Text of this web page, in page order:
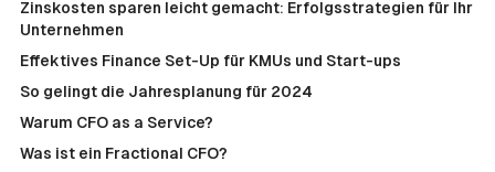
Zinskosten sparen leicht gemacht: Erfolgsstrategien für Ihr
Unternehmen
Effektives Finance Set-Up für KMUs und Start-ups
So gelingt die Jahresplanung für 2024
Warum CFO as a Service?
Was ist ein Fractional CFO?